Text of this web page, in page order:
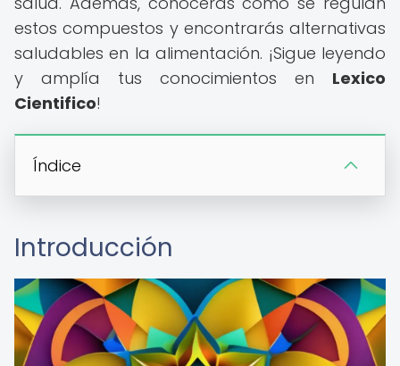
estos compuestos y encontrarás alternativas
saludables en la alimentación. ¡Sigue leyendo
y amplía tus conocimientos en Lexico
Cientifico!
Índice
Introducción